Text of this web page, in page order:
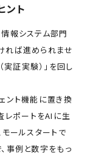
ント
報システム部門
れば進められませ
証実験）」を回し
ント機能に置き換
レポートをAIに生
モールスタートで
事例と数字をもっ